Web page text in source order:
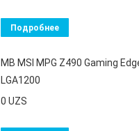
Подробнее
MB MSI MPG Z490 Gaming
LGA1200
0 UZS